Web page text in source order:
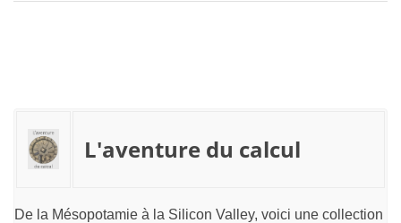
L'aventure du calcul
De la Mésopotamie à la Silicon Valley, voici une collection